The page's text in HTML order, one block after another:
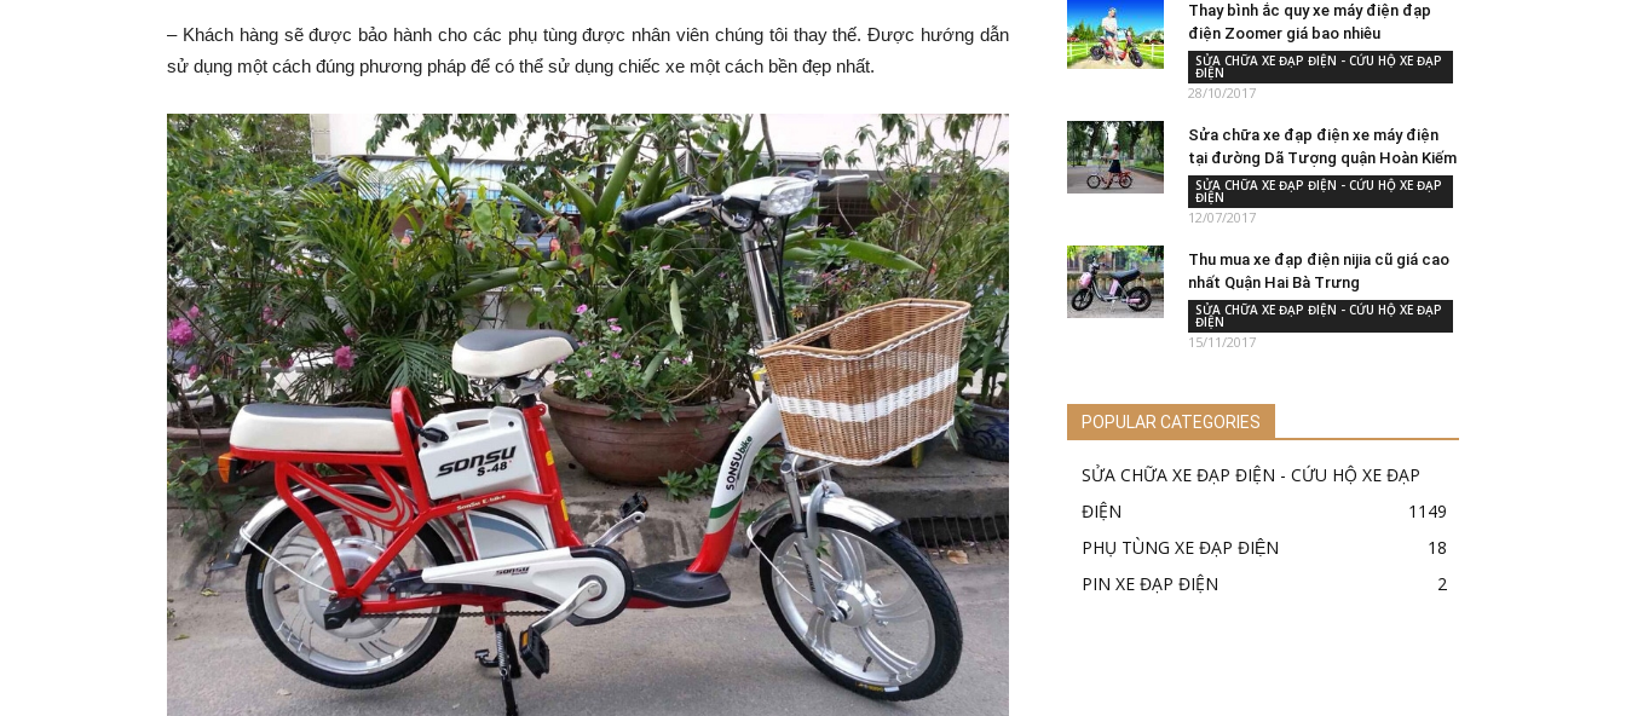
– Khách hàng sẽ được bảo hành cho các phụ tùng được nhân viên chúng tôi thay thế. Được hướng dẫn
sử dụng một cách đúng phương pháp để có thể sử dụng chiếc xe một cách bền đẹp nhất.
Thay bình ắc quy xe máy điện đạp
điện Zoomer giá bao nhiêu
SỬA CHỮA XE ĐẠP ĐIỆN - CỨU HỘ XE ĐẠP
ĐIỆN
28/10/2017
Sửa chữa xe đạp điện xe máy điện
tại đường Dã Tượng quận Hoàn Kiếm
SỬA CHỮA XE ĐẠP ĐIỆN - CỨU HỘ XE ĐẠP
ĐIỆN
12/07/2017
Thu mua xe đạp điện nijia cũ giá cao
nhất Quận Hai Bà Trưng
SỬA CHỮA XE ĐẠP ĐIỆN - CỨU HỘ XE ĐẠP
ĐIỆN
15/11/2017
POPULAR CATEGORIES
SỬA CHỮA XE ĐẠP ĐIỆN - CỨU HỘ XE ĐẠP
ĐIỆN
1149
PHỤ TÙNG XE ĐẠP ĐIỆN
18
PIN XE ĐẠP ĐIỆN
2